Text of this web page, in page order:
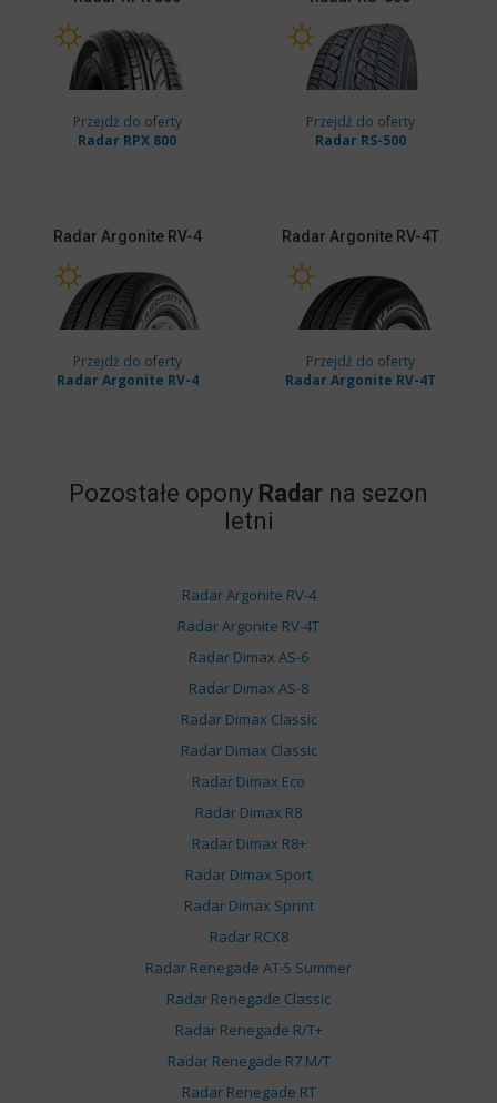
Przejdź do oferty
Radar RPX 800
Przejdź do oferty
Radar RS-500
Radar Argonite RV-4
Przejdź do oferty
Radar Argonite RV-4
Radar Argonite RV-4T
Przejdź do oferty
Radar Argonite RV-4T
Pozostałe opony Radar na sezon
letni
Radar Argonite RV-4
Radar Argonite RV-4T
Radar Dimax AS-6
Radar Dimax AS-8
Radar Dimax Classic
Radar Dimax Classic
Radar Dimax Eco
Radar Dimax R8
Radar Dimax R8+
Radar Dimax Sport
Radar Dimax Sprint
Radar RCX8
Radar Renegade AT-5 Summer
Radar Renegade Classic
Radar Renegade R/T+
Radar Renegade R7 M/T
Radar Renegade RT